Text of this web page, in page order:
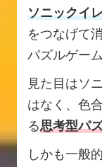
ソニックイ
をつなげて
パズルゲーム
見た目はソ
はなく、色
る思考型パ
しかも一般